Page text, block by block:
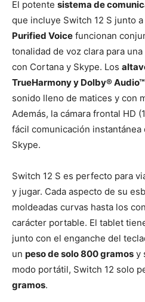
El potente sistema de
que incluye Switch 12 S junto a
Purified Voice funcionan
tonalidad de voz clara para
con Cortana y Skype. Los
TrueHarmony y Dolby®
sonido lleno de matices y con
Además, la cámara frontal HD
fácil comunicación
Skype.
Switch 12 S es perfecto para
y jugar. Cada aspecto de su
moldeadas curvas hasta los
carácter portable. El tablet
junto con el enganche del
un peso de solo 800 gramos y
modo portátil, Switch 12 solo
gramos.